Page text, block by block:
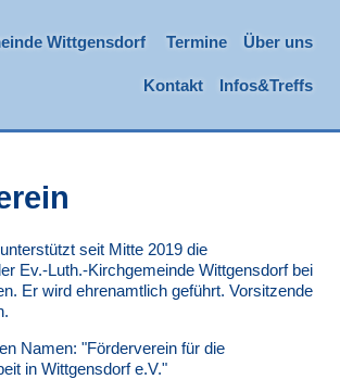
Wittgensdorf Termine Über uns
Kontakt Infos&Treffs
seit Mitte 2019 die
Ev.-Luth.-Kirchgemeinde Wittgensdorf bei
Er wird ehrenamtlich geführt. Vorsitzende
Namen: "Förderverein für die
in Wittgensdorf e.V."